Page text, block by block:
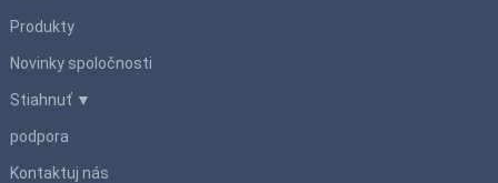
Produkty
Novinky spoločnosti
Stiahnuť ▼
podpora
Kontaktuj nás